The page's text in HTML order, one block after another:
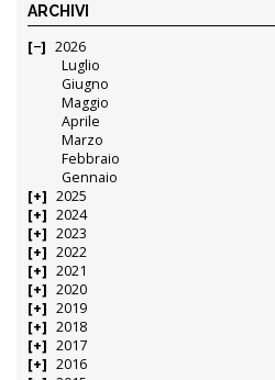
ARCHIVI
2026
Luglio
Giugno
Maggio
Aprile
Marzo
Febbraio
Gennaio
2025
2024
2023
2022
2021
2020
2019
2018
2017
2016